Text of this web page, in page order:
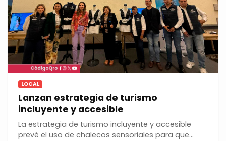
LOCAL
Lanzan estrategia de turismo
incluyente y accesible
La estrategia de turismo incluyente y accesible
prevé el uso de chalecos sensoriales para que...